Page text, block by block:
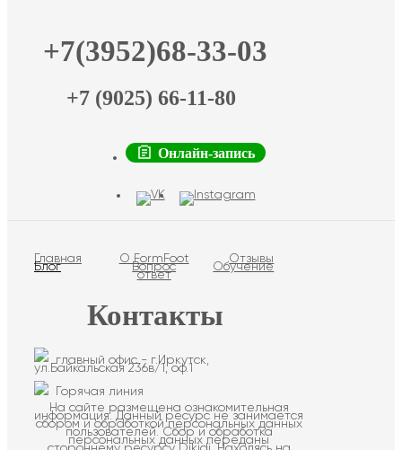
+7(3952)68-33-03
+7 (9025) 66-11-80
Онлайн-запись
Главная О FormFoot Отзывы
Блог Вопрос
ответ
Обучение
Контакты
главный офис - г.Иркутск,
ул.Байкальская 236в/1, оф.1
Горячая линия
На сайте размещена ознакомительная
информация. Данный ресурс не занимается
сбором и обработкой персональных данных
пользователей. Сбор и обработка
персональных данных переданы